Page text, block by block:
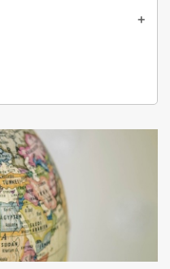
add